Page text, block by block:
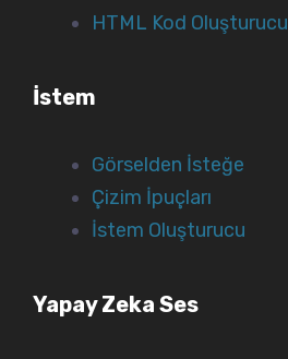
HTML Kod Oluşturucu
İstem
Görselden İsteğe
Çizim İpuçları
İstem Oluşturucu
Yapay Zeka Ses